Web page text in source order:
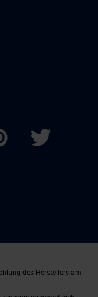
des Herstellers am